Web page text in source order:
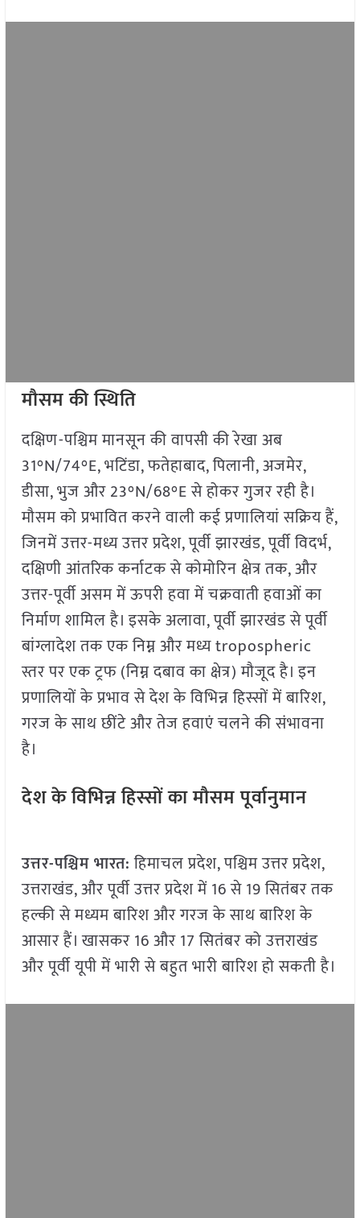
मौसम की स्थिति
दक्षिण-पश्चिम मानसून की वापसी की रेखा अब
31°N/74°E, भटिंडा, फतेहाबाद, पिलानी, अजमेर,
डीसा, भुज और 23°N/68°E से होकर गुजर रही है।
मौसम को प्रभावित करने वाली कई प्रणालियां सक्रिय हैं,
जिनमें उत्तर-मध्य उत्तर प्रदेश, पूर्वी झारखंड, पूर्वी विदर्भ,
दक्षिणी आंतरिक कर्नाटक से कोमोरिन क्षेत्र तक, और
उत्तर-पूर्वी असम में ऊपरी हवा में चक्रवाती हवाओं का
निर्माण शामिल है। इसके अलावा, पूर्वी झारखंड से पूर्वी
बांग्लादेश तक एक निम्न और मध्य tropospheric
स्तर पर एक ट्रफ (निम्न दबाव का क्षेत्र) मौजूद है। इन
प्रणालियों के प्रभाव से देश के विभिन्न हिस्सों में बारिश,
गरज के साथ छींटे और तेज हवाएं चलने की संभावना
है।
देश के विभिन्न हिस्सों का मौसम पूर्वानुमान
उत्तर-पश्चिम भारत:हिमाचल प्रदेश, पश्चिम उत्तर प्रदेश,
उत्तराखंड, और पूर्वी उत्तर प्रदेश में 16 से 19 सितंबर तक
हल्की से मध्यम बारिश और गरज के साथ बारिश के
आसार हैं। खासकर 16 और 17 सितंबर को उत्तराखंड
और पूर्वी यूपी में भारी से बहुत भारी बारिश हो सकती है।